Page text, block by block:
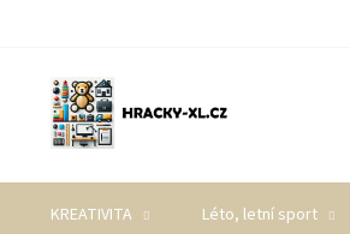
KREATIVITA Léto, letní sport